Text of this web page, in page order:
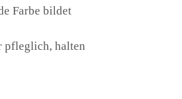
Farbe bildet
pfleglich, halten